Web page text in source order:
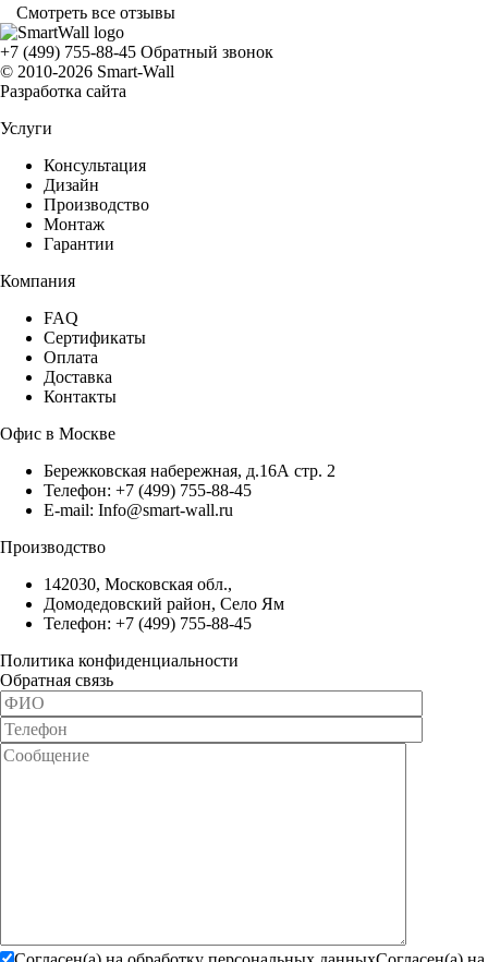
Смотреть все отзывы
+7 (499) 755-88-45 Обратный звонок
© 2010-2026 Smart-Wall
Разработка сайта
Услуги
Консультация
Дизайн
Производство
Монтаж
Гарантии
Компания
FAQ
Сертификаты
Оплата
Доставка
Контакты
Офис в Москве
Бережковская набережная, д.16А стр. 2
Телефон: +7 (499) 755-88-45
E-mail: Info@smart-wall.ru
Производство
142030, Московская обл.,
Домодедовский район, Село Ям
Телефон: +7 (499) 755-88-45
Политика конфиденциальности
Обратная связь